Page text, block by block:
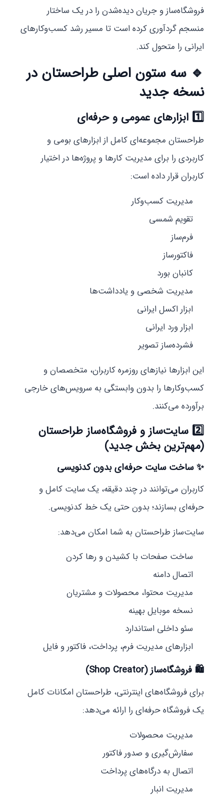
فروشگاه‌ساز و جریان دیده‌شدن را در یک ساختار
منسجم گردآوری کرده است تا مسیر رشد کسب‌وکارهای
ایرانی را متحول کند.
🔹 سه ستون اصلی طراحستان در
نسخه جدید
1️⃣ ابزارهای عمومی و حرفه‌ای
طراحستان مجموعه‌ای کامل از ابزارهای بومی و
کاربردی را برای مدیریت کارها و پروژه‌ها در اختیار
کاربران قرار داده است:
مدیریت کسب‌وکار
تقویم شمسی
فرم‌ساز
فاکتور‌ساز
کانبان بورد
مدیریت شخصی و یادداشت‌ها
ابزار اکسل ایرانی
ابزار ورد ایرانی
فشرده‌ساز تصویر
این ابزارها نیازهای روزمره کاربران، متخصصان و
کسب‌وکارها را بدون وابستگی به سرویس‌های خارجی
برآورده می‌کنند.
2️⃣ سایت‌ساز و فروشگاه‌ساز طراحستان
(مهم‌ترین بخش جدید)
✨ ساخت سایت حرفه‌ای بدون کدنویسی
کاربران می‌توانند در چند دقیقه، یک سایت کامل و
حرفه‌ای بسازند؛ بدون حتی یک خط کدنویسی.
سایت‌ساز طراحستان به شما امکان می‌دهد:
ساخت صفحات با کشیدن و رها کردن
اتصال دامنه
مدیریت محتوا، محصولات و مشتریان
نسخه موبایل بهینه
سئو داخلی استاندارد
ابزارهای مدیریت فرم، پرداخت، فاکتور و فایل
🛍️ فروشگاه‌ساز (Shop Creator)
برای فروشگاه‌های اینترنتی، طراحستان امکانات کامل
یک فروشگاه حرفه‌ای را ارائه می‌دهد:
مدیریت محصولات
سفارش‌گیری و صدور فاکتور
اتصال به درگاه‌های پرداخت
مدیریت انبار